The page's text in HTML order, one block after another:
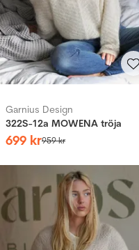
Garnius Design
322S-12a MOWENA tröja
699 kr959kr